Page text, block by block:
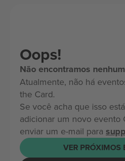
Oops!
Não encontramos
Atualmente, não há
the Card.
Se você acha que isso
adicionar um novo evento
enviar um e-mail para
VER PRÓXIMOS